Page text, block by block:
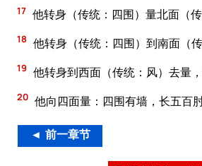
17 他转身（传统：四围）量北面（
18 他转身（传统：四围）到南面（
19 他转身到西面（传统：风）去量
20 他向四面量：四围有墙，长五百
◄ 前一章节